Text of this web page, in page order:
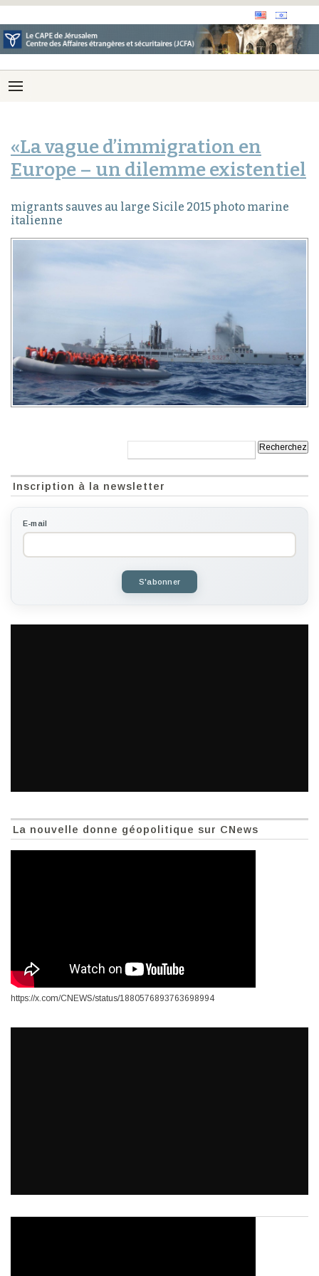
«La vague d’immigration en
Europe – un dilemme existentiel
migrants sauves au large Sicile 2015 photo marine
italienne
Inscription à la newsletter
E-mail
S'abonner
La nouvelle donne géopolitique sur CNews
https://x.com/CNEWS/status/1880576893763698994